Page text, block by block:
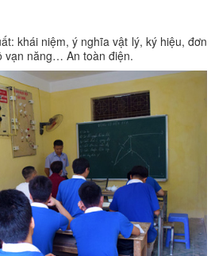
khái niệm, ý nghĩa vật lý, ký hiệu, đơn
vạn năng… An toàn điện.